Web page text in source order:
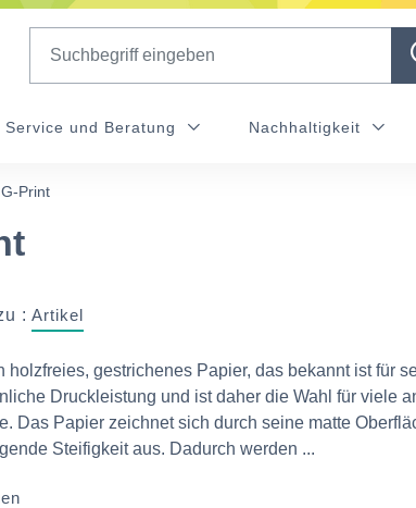
Service und Beratung Nachhaltigkeit
G-Print
: Artikel
holzfreies, gestrichenes Papier, das bekannt ist für
Druckleistung und ist daher die Wahl für viele
Das Papier zeichnet sich durch seine matte
Steifigkeit aus. Dadurch werden ...